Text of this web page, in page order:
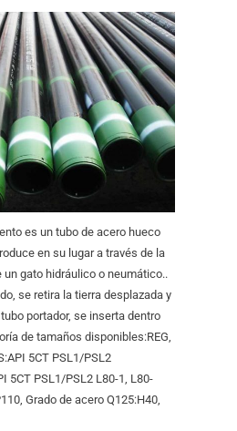
es un tubo de acero hueco
en su lugar a través de la
gato hidráulico o neumático..
se retira la tierra desplazada y
portador, se inserta dentro
de tamaños disponibles:REG,
5CT PSL1/PSL2
5CT PSL1/PSL2 L80-1, L80-
Grado de acero Q125:H40,